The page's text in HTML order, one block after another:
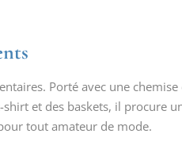
Porté avec une
et des baskets, il procure
tout amateur de mode.